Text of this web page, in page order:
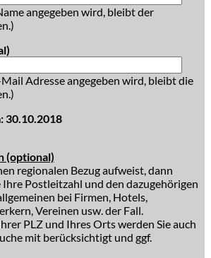
angegeben wird, bleibt der
Adresse angegeben wird, bleibt die
30.10.2018
(optional)
regionalen Bezug aufweist, dann
Postleitzahl und den dazugehörigen
bei Firmen, Hotels,
Vereinen usw. der Fall.
PLZ und Ihres Orts werden Sie auch
mit berücksichtigt und ggf.